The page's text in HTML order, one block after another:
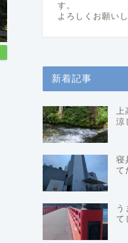
す。
よろしくお願いし
新着記事
上
涼
寝
て
う
て